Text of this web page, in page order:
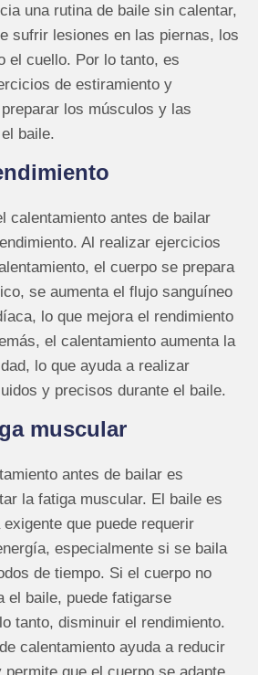
una rutina de baile sin calentar,
sufrir lesiones en las piernas, los
el cuello. Por lo tanto, es
de estiramiento y
los músculos y las
baile.
calentamiento antes de bailar
Al realizar ejercicios
el cuerpo se prepara
se aumenta el flujo sanguíneo
lo que mejora el rendimiento
el calentamiento aumenta la
lo que ayuda a realizar
y precisos durante el baile.
muscular
antes de bailar es
la fatiga muscular. El baile es
que puede requerir
especialmente si se baila
de tiempo. Si el cuerpo no
el baile, puede fatigarse
tanto, disminuir el rendimiento.
calentamiento ayuda a reducir
que el cuerpo se adapte